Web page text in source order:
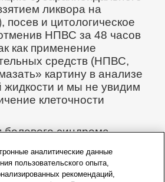
ликвора на
и цитологическое
НПВС за 48 часов
как применение
средств (НПВС,
картину в анализе
жидкости и мы не увидим
клеточности
болевого синдрома
терапия (НПВС заменен на
для контроля
аналитические данные
пользовательского опыта,
рекомендаций,